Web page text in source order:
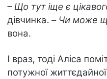
– Що тут іще є
дівчинка. – Чи може
вона.
І враз, тоді Аліса
потужної